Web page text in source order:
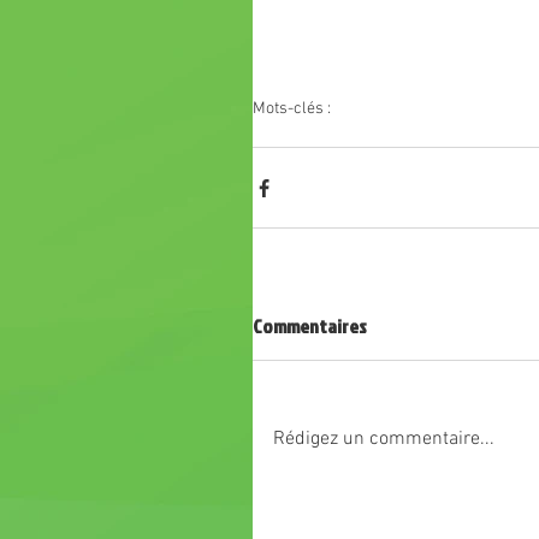
Mots-clés :
Commentaires
Rédigez un commentaire...